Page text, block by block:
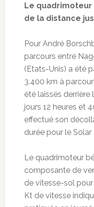
Le quadrimoteur
de la distance
Pour André
parcours entre
(Etats-Unis) a été
3.400 km à
été laissés derrière
jours 12 heures et
effectué son
durée pour le Solar
Le quadrimoteur
composante de
de vitesse-sol
Kt de vitesse